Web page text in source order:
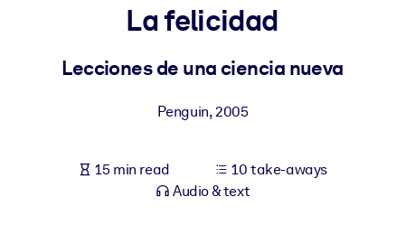
For LMS/LXP
Enrich your corporate library with trusted, ready-to-use business
La felicidad
Lecciones de una ciencia nueva
Penguin,2005
15 min read
10 take-aways
Audio & text